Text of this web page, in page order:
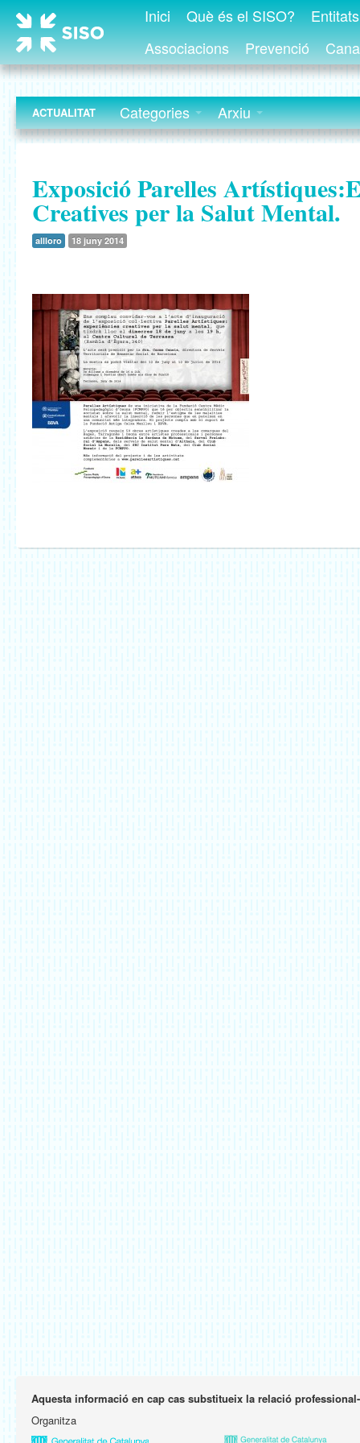
Inici Què és el SISO?
Associacions
Prevenció
ACTUALITAT Categories Arxiu
Exposició Parelles
Creatives per la Salut Mental.
allloro 18 juny 2014
Aquesta informació en cap cas substitueix la relació
Organitza